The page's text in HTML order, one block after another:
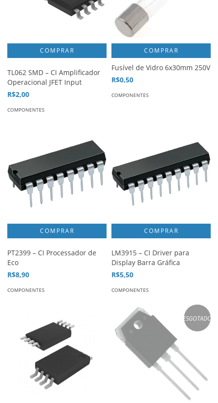
TL062 SMD – CI Amplificador
Operacional JFET Input
R$2,00
COMPONENTES
COMPRAR
Fusível de Vidro 6x30mm 250V
R$0,50
COMPONENTES
PT2399 – CI Processador de
Eco
R$8,90
COMPONENTES
LM3915 – CI Driver para
Display Barra Gráfica
R$5,50
COMPONENTES
ESGOTADO